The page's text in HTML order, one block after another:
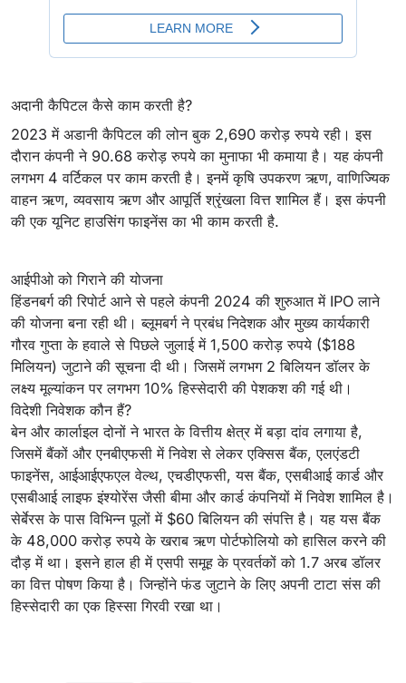
अदानी कैपिटल कैसे काम करती है?
2023 में अडानी कैपिटल की लोन बुक 2,690 करोड़ रुपये रही। इस
दौरान कंपनी ने 90.68 करोड़ रुपये का मुनाफा भी कमाया है। यह कंपनी
लगभग 4 वर्टिकल पर काम करती है। इनमें कृषि उपकरण ऋण, वाणिज्यिक
वाहन ऋण, व्यवसाय ऋण और आपूर्ति श्रृंखला वित्त शामिल हैं। इस कंपनी
की एक यूनिट हाउसिंग फाइनेंस का भी काम करती है.
आईपीओ को गिराने की योजना
हिंडनबर्ग की रिपोर्ट आने से पहले कंपनी 2024 की शुरुआत में IPO लाने
की योजना बना रही थी। ब्लूमबर्ग ने प्रबंध निदेशक और मुख्य कार्यकारी
गौरव गुप्ता के हवाले से पिछले जुलाई में 1,500 करोड़ रुपये ($188
मिलियन) जुटाने की सूचना दी थी। जिसमें लगभग 2 बिलियन डॉलर के
लक्ष्य मूल्यांकन पर लगभग 10% हिस्सेदारी की पेशकश की गई थी।
विदेशी निवेशक कौन हैं?
बेन और कार्लाइल दोनों ने भारत के वित्तीय क्षेत्र में बड़ा दांव लगाया है,
जिसमें बैंकों और एनबीएफसी में निवेश से लेकर एक्सिस बैंक, एलएंडटी
फाइनेंस, आईआईएफएल वेल्थ, एचडीएफसी, यस बैंक, एसबीआई कार्ड और
एसबीआई लाइफ इंश्योरेंस जैसी बीमा और कार्ड कंपनियों में निवेश शामिल है।
सेर्बेरस के पास विभिन्न पूलों में $60 बिलियन की संपत्ति है। यह यस बैंक
के 48,000 करोड़ रुपये के खराब ऋण पोर्टफोलियो को हासिल करने की
दौड़ में था। इसने हाल ही में एसपी समूह के प्रवर्तकों को 1.7 अरब डॉलर
का वित्त पोषण किया है। जिन्होंने फंड जुटाने के लिए अपनी टाटा संस की
हिस्सेदारी का एक हिस्सा गिरवी रखा था।